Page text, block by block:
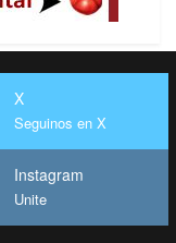
X
Seguinos en X
Instagram
Unite